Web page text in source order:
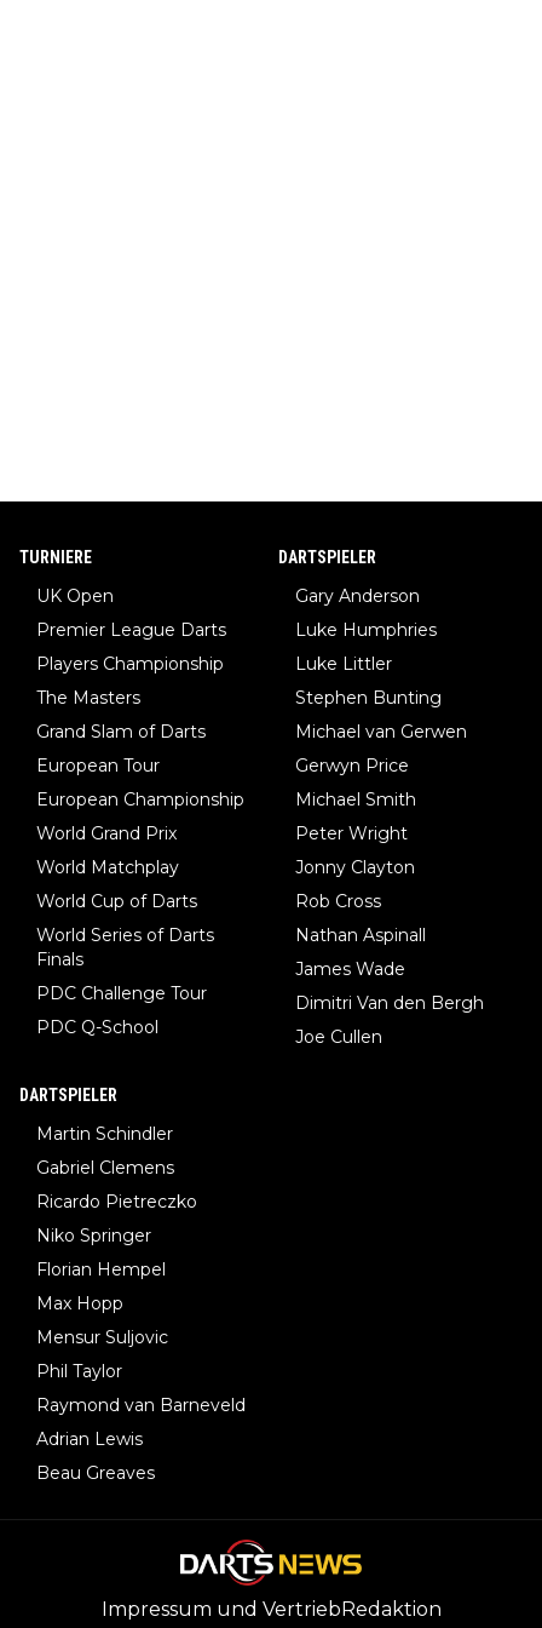
TURNIERE
UK Open
Premier League Darts
Players Championship
The Masters
Grand Slam of Darts
European Tour
European Championship
World Grand Prix
World Matchplay
World Cup of Darts
World Series of Darts
Finals
PDC Challenge Tour
PDC Q-School
DARTSPIELER
Gary Anderson
Luke Humphries
Luke Littler
Stephen Bunting
Michael van Gerwen
Gerwyn Price
Michael Smith
Peter Wright
Jonny Clayton
Rob Cross
Nathan Aspinall
James Wade
Dimitri Van den Bergh
Joe Cullen
DARTSPIELER
Martin Schindler
Gabriel Clemens
Ricardo Pietreczko
Niko Springer
Florian Hempel
Max Hopp
Mensur Suljovic
Phil Taylor
Raymond van Barneveld
Adrian Lewis
Beau Greaves
Impressum und VertriebRedaktion